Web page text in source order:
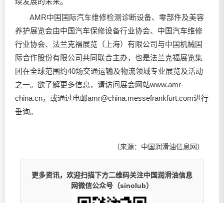
AMR中国国际汽车维修检测诊断设备、零部件及美容
养护展览会由中国汽车保修设备行业协会、中国汽车维修
行业协会、法兰克福展览（上海）有限公司与中国机械国
际合作股份有限公司共同联合主办，也是法兰克福展览集
团在全球范围约40场交通运输及物流领域专业展览及活动
之一。欲了解更多信息，请访问展会网站www.amr-
china.cn，或通过电邮amr@china.messefrankfurt.com进行
垂询。
（来源：中国润滑油信息网）
更多资讯，欢迎扫描下方二维码关注中国润滑油信息
网微信公众号（sinolub）